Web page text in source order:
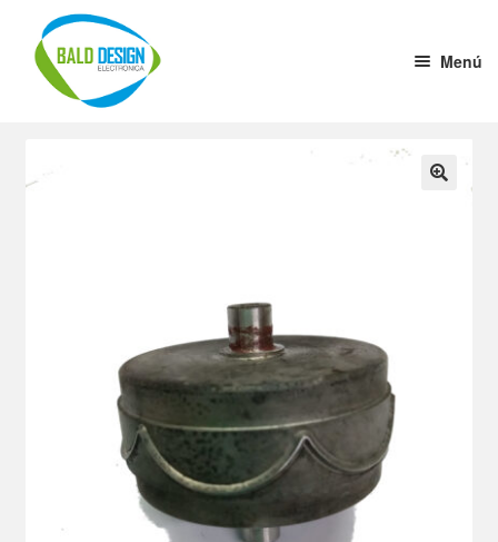
Menú
Driver de 1 a 10
Gabinetes Aluminio por cm
Repuestos